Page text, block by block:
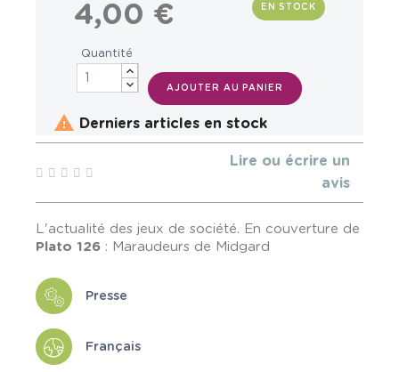
4,00 € EN STOCK
Quantité
AJOUTER AU PANIER
 Derniers articles en stock
Lire ou écrire un
avis
L'actualité des jeux de société. En couverture de
Plato 126 : Maraudeurs de Midgard
Presse
Français